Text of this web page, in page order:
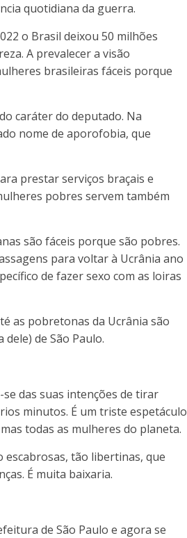
quotidiana da guerra.
o Brasil deixou 50 milhões
A prevalecer a visão
brasileiras fáceis porque
caráter do deputado. Na
nome de aporofobia, que
prestar serviços braçais e
pobres servem também
são fáceis porque são pobres.
para voltar à Ucrânia ano
de fazer sexo com as loiras
as pobretonas da Ucrânia são
dele) de São Paulo.
das suas intenções de tirar
minutos. É um triste espetáculo
todas as mulheres do planeta.
escabrosas, tão libertinas, que
É muita baixaria.
de São Paulo e agora se